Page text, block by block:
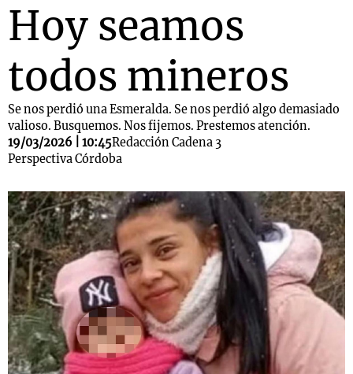
Hoy seamos
todos mineros
Se nos perdió una Esmeralda. Se nos perdió algo demasiado
valioso. Busquemos. Nos fijemos. Prestemos atención.
19/03/2026 | 10:45Redacción Cadena 3
Perspectiva Córdoba